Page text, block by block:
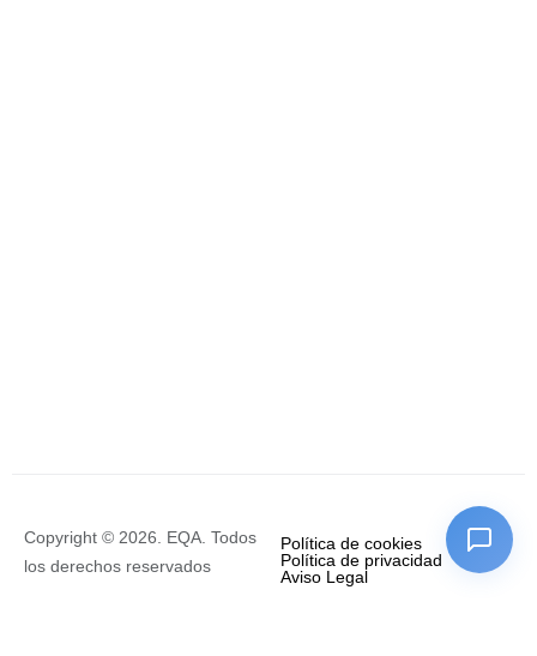
Copyright © 2026. EQA. Todos
los derechos reservados
Política de cookies
Política de privacidad
Aviso Legal